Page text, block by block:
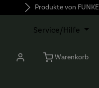
Produkte von FUNKE
Service/Hilfe
Warenkorb